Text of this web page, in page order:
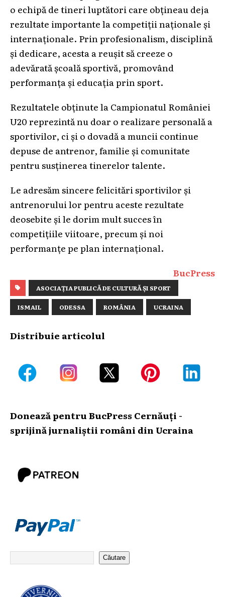
o echipă de tineri luptători care obțineau deja
rezultate importante la competiții naționale și
internaționale. Prin profesionalism, disciplină
și dedicare, acesta a reușit să creeze o
adevărată școală sportivă, promovând
performanța și educația prin sport.
Rezultatele obținute la Campionatul României
U20 reprezintă nu doar o realizare personală a
sportivilor, ci și o dovadă a muncii continue
depuse de antrenor, familie și comunitate
pentru susținerea tinerelor talente.
Le adresăm sincere felicitări sportivilor și
antrenorului lor pentru aceste rezultate
deosebite și le dorim mult succes în
competițiile viitoare, precum și noi
performanțe pe plan internațional.
BucPress
ASOCIAȚIA PUBLICĂ DE CULTURĂ ȘI SPORT
ISMAIL ODESSA ROMÂNIA UCRAINA
Distribuie articolul
Donează pentru BucPress Cernăuți -
sprijină jurnaliștii români din Ucraina
Căutare